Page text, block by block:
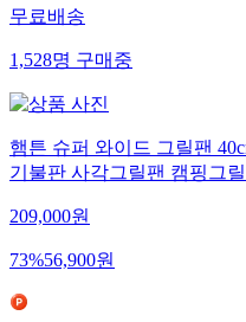
무료배송
1,528명구매중
햄튼 슈퍼 와이드 그릴팬
기불판 사각그릴팬 캠핑그
209,000원
73%56,900원